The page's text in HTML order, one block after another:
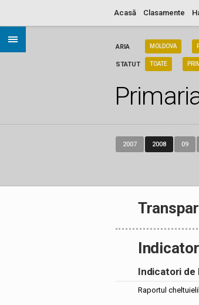
Acasă Clasamente
ARIA
STATUT
MOLDOVA
TOATE
2007 2008 09
Indicatori de
Raportul